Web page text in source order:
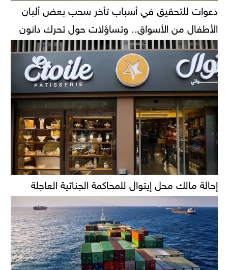
دعوات للتحقيق في أسباب تأخر سحب بعض ألبان
الأطفال من الأسواق.. وتساؤلات حول تحرك دانون
إحالة مالك محل إيتوال للمحاكمة الجنائية العاجلة